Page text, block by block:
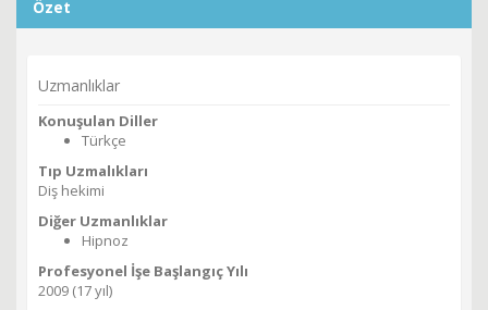
Özet
Uzmanlıklar
Konuşulan Diller
Türkçe
Tıp Uzmalıkları
Diş hekimi
Diğer Uzmanlıklar
Hipnoz
Profesyonel İşe Başlangıç Yılı
2009 (17 yıl)